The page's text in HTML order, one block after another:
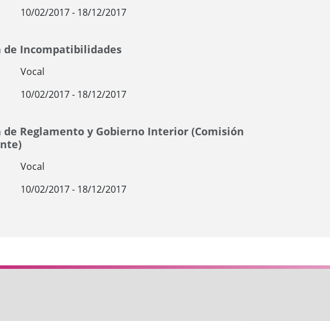
10/02/2017 - 18/12/2017
de Incompatibilidades
Vocal
10/02/2017 - 18/12/2017
de Reglamento y Gobierno Interior (Comisión
Vocal
10/02/2017 - 18/12/2017